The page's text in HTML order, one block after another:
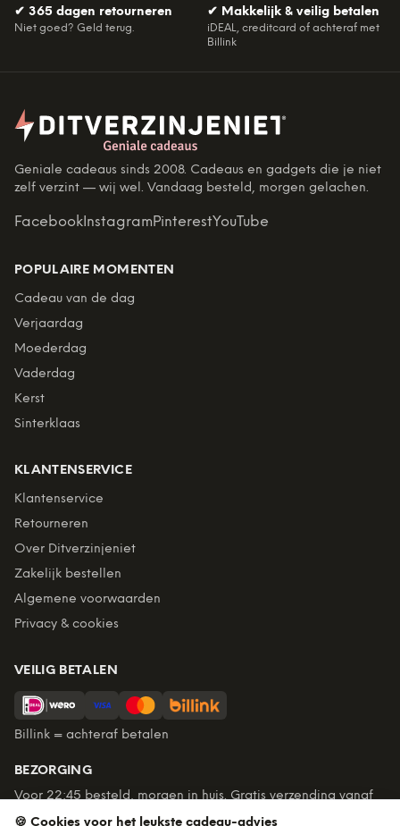
✔ 365 dagen retourneren
Niet goed? Geld terug.
✔ Makkelijk & veilig betalen
iDEAL, creditcard of achteraf met
Billink
Geniale cadeaus sinds 2008. Cadeaus en gadgets die je niet
zelf verzint — wij wel. Vandaag besteld, morgen gelachen.
Facebook InstagramPinterestYouTube
POPULAIRE MOMENTEN
Cadeau van de dag
Verjaardag
Moederdag
Vaderdag
Kerst
Sinterklaas
KLANTENSERVICE
Klantenservice
Retourneren
Over Ditverzinjeniet
Zakelijk bestellen
Algemene voorwaarden
Privacy & cookies
VEILIG BETALEN
Billink = achteraf betalen
BEZORGING
Voor 22:45 besteld, morgen in huis. Gratis verzending vanaf
€60. Tot 365 dagen retourneren.
🍪 Cookies voor het leukste cadeau-advies